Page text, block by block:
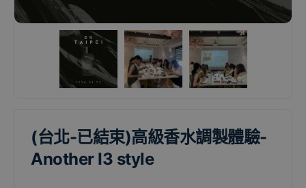
(台北-已結束)高級香水調製體驗-
Another I3 style